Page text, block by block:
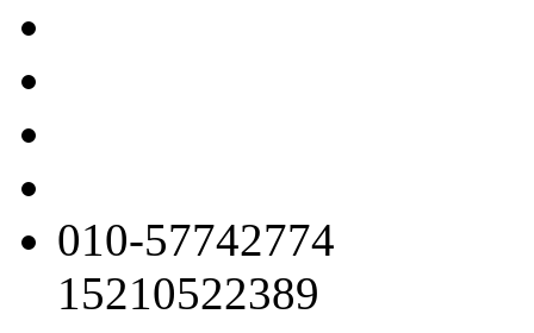
010-57742774
15210522389